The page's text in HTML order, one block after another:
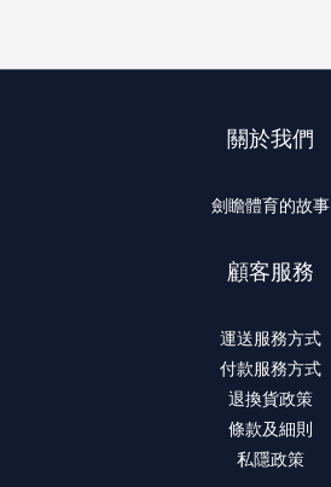
關於我們
劍瞻體育的故事
顧客服務
運送服務方式
付款服務方式
退換貨政策
條款及細則
私隱政策